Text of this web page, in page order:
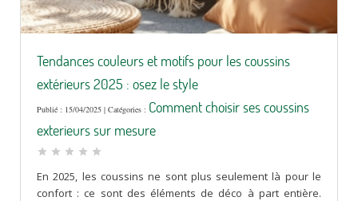
Tendances couleurs et motifs pour les coussins
extérieurs 2025 : osez le style
Publié : 15/04/2025 | Catégories : Comment choisir ses coussins
exterieurs sur mesure
star star star star star
En 2025, les coussins ne sont plus seulement là pour le
confort : ce sont des éléments de déco à part entière.